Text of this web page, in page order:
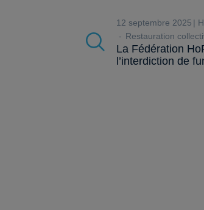
12 septembre 2025
Restauration
La Fédération
l’interdiction de